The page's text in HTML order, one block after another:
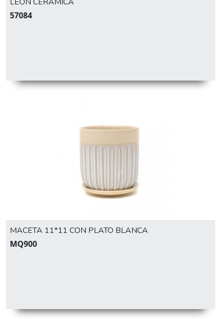
57084
MACETA 11*11 CON PLATO BLANCA
MQ900